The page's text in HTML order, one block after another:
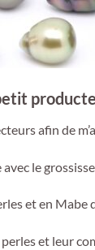
afin de
le
et en Mabe
perles et leur